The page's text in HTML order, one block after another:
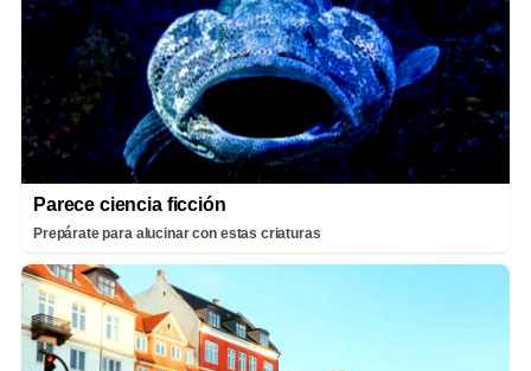
Parece ciencia ficción
Prepárate para alucinar con estas criaturas